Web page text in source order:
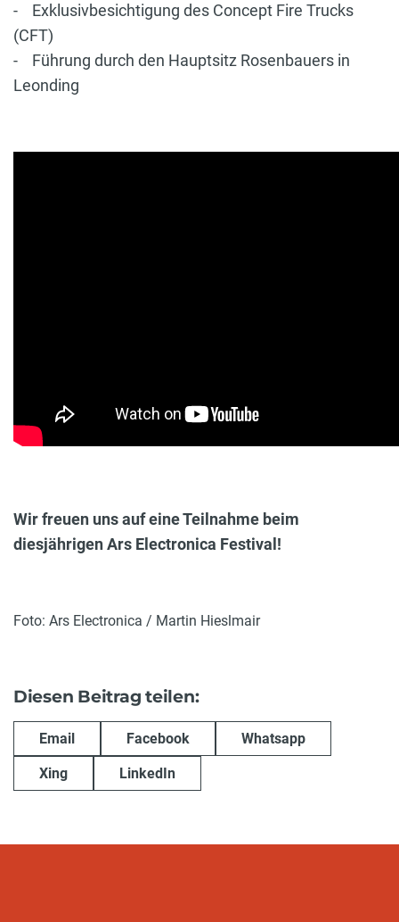
- Exklusivbesichtigung des Concept Fire Trucks
(CFT)
- Führung durch den Hauptsitz Rosenbauers in
Leonding
Wir freuen uns auf eine Teilnahme beim
diesjährigen Ars Electronica Festival!
Foto: Ars Electronica / Martin Hieslmair
Diesen Beitrag teilen:
Email Facebook Whatsapp
Xing LinkedIn